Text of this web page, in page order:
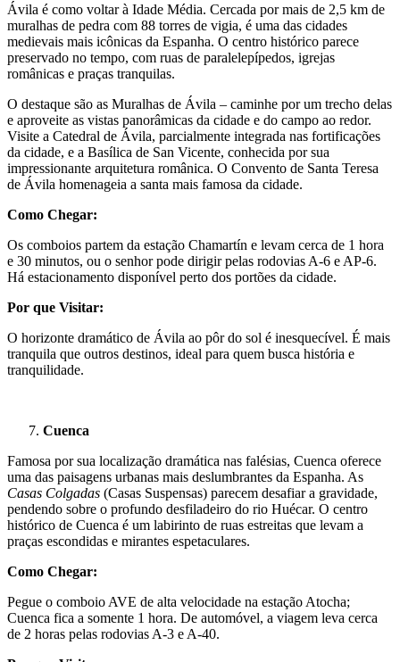
Ávila é como voltar à Idade Média. Cercada por mais de 2,5 km de
muralhas de pedra com 88 torres de vigia, é uma das cidades
medievais mais icônicas da Espanha. O centro histórico parece
preservado no tempo, com ruas de paralelepípedos, igrejas
românicas e praças tranquilas.
O destaque são as Muralhas de Ávila – caminhe por um trecho delas
e aproveite as vistas panorâmicas da cidade e do campo ao redor.
Visite a Catedral de Ávila, parcialmente integrada nas fortificações
da cidade, e a Basílica de San Vicente, conhecida por sua
impressionante arquitetura românica. O Convento de Santa Teresa
de Ávila homenageia a santa mais famosa da cidade.
Como Chegar:
Os comboios partem da estação Chamartín e levam cerca de 1 hora
e 30 minutos, ou o senhor pode dirigir pelas rodovias A-6 e AP-6.
Há estacionamento disponível perto dos portões da cidade.
Por que Visitar:
O horizonte dramático de Ávila ao pôr do sol é inesquecível. É mais
tranquila que outros destinos, ideal para quem busca história e
tranquilidade.
Cuenca
Famosa por sua localização dramática nas falésias, Cuenca oferece
uma das paisagens urbanas mais deslumbrantes da Espanha. As
Casas Colgadas (Casas Suspensas) parecem desafiar a gravidade,
pendendo sobre o profundo desfiladeiro do rio Huécar. O centro
histórico de Cuenca é um labirinto de ruas estreitas que levam a
praças escondidas e mirantes espetaculares.
Como Chegar:
Pegue o comboio AVE de alta velocidade na estação Atocha;
Cuenca fica a somente 1 hora. De automóvel, a viagem leva cerca
de 2 horas pelas rodovias A-3 e A-40.